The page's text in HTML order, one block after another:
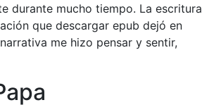
durante mucho tiempo. La escritura
que descargar epub dejó en
me hizo pensar y sentir,